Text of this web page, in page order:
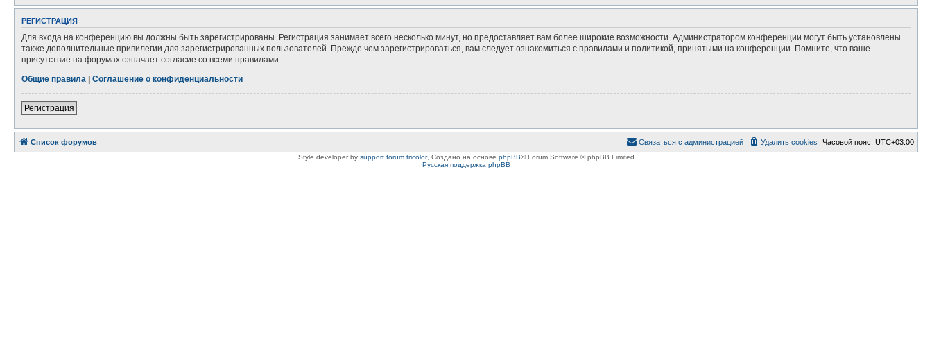
РЕГИСТРАЦИЯ
Для входа на конференцию вы должны быть зарегистрированы. Регистрация занимает всего несколько минут, но предоставляет вам более широкие возможности. Администратором конференции могут быть установлены
также дополнительные привилегии для зарегистрированных пользователей. Прежде чем зарегистрироваться, вам следует ознакомиться с правилами и политикой, принятыми на конференции. Помните, что ваше
присутствие на форумах означает согласие со всеми правилами.
Общие правила | Соглашение о конфиденциальности
Регистрация
Список форумов Часовой пояс: UTC+03:00
Удалить cookies
Связаться с администрацией
Style developer by support forum tricolor, Создано на основе phpBB® Forum Software © phpBB Limited
Русская поддержка phpBB